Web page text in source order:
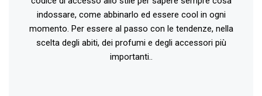
indossare, come abbinarlo ed essere cool in ogni
momento. Per essere al passo con le tendenze, nella
scelta degli abiti, dei profumi e degli accessori più
importanti..